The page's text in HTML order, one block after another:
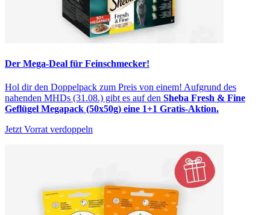
Der Mega-Deal für Feinschmecker!
Hol dir den Doppelpack zum Preis von einem! Aufgrund des
nahenden MHDs (31.08.) gibt es auf den Sheba Fresh & Fine
Geflügel Megapack (50x50g) eine 1+1 Gratis-Aktion.
Jetzt Vorrat verdoppeln